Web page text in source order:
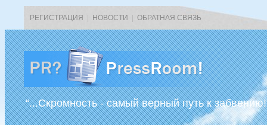
РЕГИСТРАЦИЯ НОВОСТИ ОБРАТНАЯ СВЯЗЬ
“...Скромность - самый верный путь к